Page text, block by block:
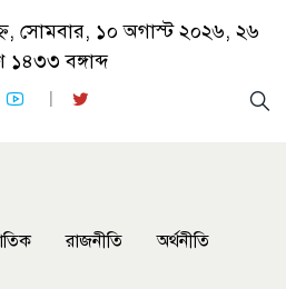
সোমবার, ১০ অগাস্ট ২০২৬, ২৬
১৪৩৩ বঙ্গাব্দ
রাজনীতি অর্থনীতি